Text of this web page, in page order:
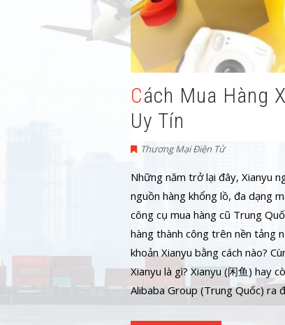
Cách Mua Hàng Xianyu Về Việt Nam Chất Lượng,
Uy Tín
Thương Mại Điện Tử
Những năm trở lại đây, Xianyu
nguồn hàng khổng lồ, đa dạng
công cụ mua hàng cũ Trung
hàng thành công trên nền tảng
khoản Xianyu bằng cách nào?
Xianyu là gì? Xianyu (闲鱼) hay
Alibaba Group (Trung Quốc) ra